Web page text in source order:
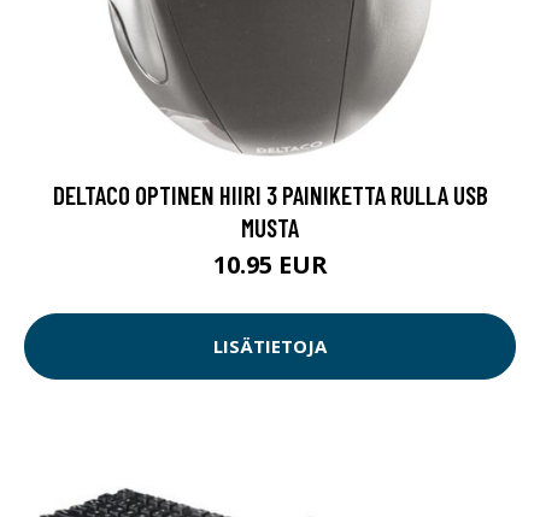
DELTACO OPTINEN HIIRI 3 PAINIKETTA RULLA USB
MUSTA
10.95 EUR
LISÄTIETOJA